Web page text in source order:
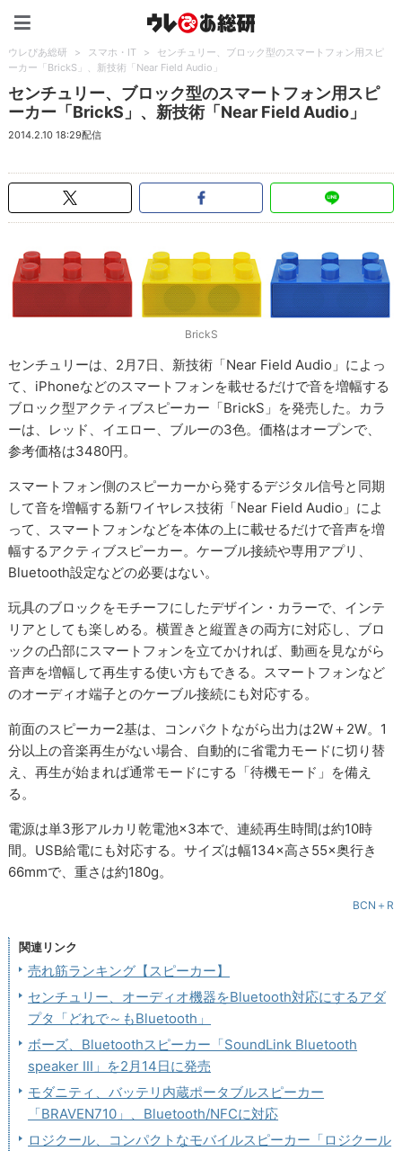
ウレぴあ総研 > スマホ・IT >
センチュリー、ブロック型のスマートフォン用スピ
ーカー「BrickS」、新技術「Near Field Audio」
センチュリー、ブロック型のスマートフォン用スピ
ーカー「BrickS」、新技術「Near Field Audio」
2014.2.10 18:29配信
BrickS
センチュリーは、2月7日、新技術「Near Field Audio」によっ
て、iPhoneなどのスマートフォンを載せるだけで音を増幅する
ブロック型アクティブスピーカー「BrickS」を発売した。カラ
ーは、レッド、イエロー、ブルーの3色。価格はオープンで、
参考価格は3480円。
スマートフォン側のスピーカーから発するデジタル信号と同期
して音を増幅する新ワイヤレス技術「Near Field Audio」によ
って、スマートフォンなどを本体の上に載せるだけで音声を増
幅するアクティブスピーカー。ケーブル接続や専用アプリ、
Bluetooth設定などの必要はない。
玩具のブロックをモチーフにしたデザイン・カラーで、インテ
リアとしても楽しめる。横置きと縦置きの両方に対応し、ブロ
ックの凸部にスマートフォンを立てかければ、動画を見ながら
音声を増幅して再生する使い方もできる。スマートフォンなど
のオーディオ端子とのケーブル接続にも対応する。
前面のスピーカー2基は、コンパクトながら出力は2W＋2W。1
分以上の音楽再生がない場合、自動的に省電力モードに切り替
え、再生が始まれば通常モードにする「待機モード」を備え
る。
電源は単3形アルカリ乾電池×3本で、連続再生時間は約10時
間。USB給電にも対応する。サイズは幅134×高さ55×奥行き
66mmで、重さは約180g。
BCN＋R
関連リンク
売れ筋ランキング【スピーカー】
センチュリー、オーディオ機器をBluetooth対応にするアダ
プタ「どれで～もBluetooth」
ボーズ、Bluetoothスピーカー「SoundLink Bluetooth
speaker III」を2月14日に発売
モダニティ、バッテリ内蔵ポータブルスピーカー
「BRAVEN710」、Bluetooth/NFCに対応
ロジクール、コンパクトなモバイルスピーカー「ロジクール